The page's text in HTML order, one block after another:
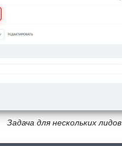
Задача для нескольких лидов